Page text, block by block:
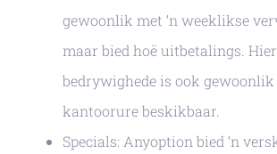
gewoonlik met ‘n weeklikse
maar bied hoë uitbetalings.
bedrywighede is ook
kantoorure beskikbaar.
Specials: Anyoption bied ‘n